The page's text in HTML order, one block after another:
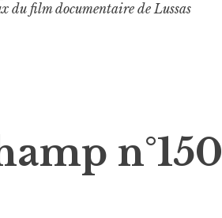
du film documentaire de Lussas
n°150